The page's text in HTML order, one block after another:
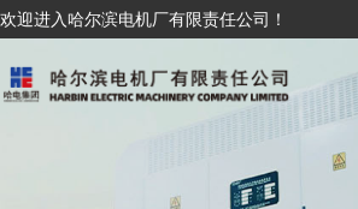
欢迎进入哈尔滨电机厂有限责任公司！